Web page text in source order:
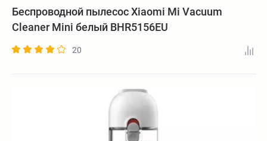
Беспроводной пылесос Xiaomi Mi Vacuum
Cleaner Mini белый BHR5156EU
20